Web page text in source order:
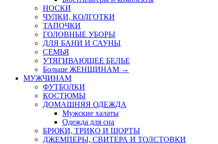
НОСКИ
ЧУЛКИ, КОЛГОТКИ
ТАПОЧКИ
ГОЛОВНЫЕ УБОРЫ
ДЛЯ БАНИ И САУНЫ
СЕМЬЯ
УТЯГИВАЮЩЕЕ БЕЛЬЕ
Больше ЖЕНЩИНАМ →
МУЖЧИНАМ
ФУТБОЛКИ
КОСТЮМЫ
ДОМАШНЯЯ ОДЕЖДА
Мужские халаты
Одежда для сна
БРЮКИ, ТРИКО И ШОРТЫ
ДЖЕМПЕРЫ, СВИТЕРА И ТОЛСТОВКИ